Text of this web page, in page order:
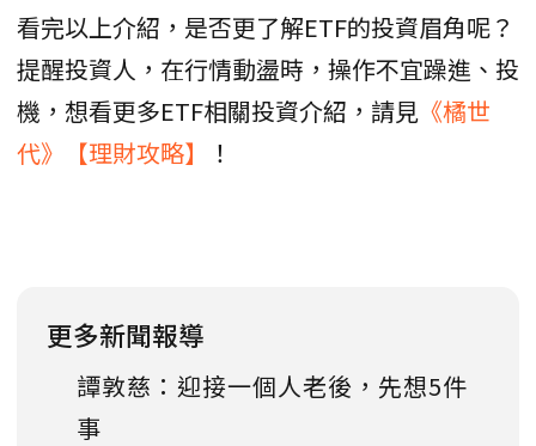
看完以上介紹，是否更了解ETF的投資眉角呢？
提醒投資人，在行情動盪時，操作不宜躁進、投
機，想看更多ETF相關投資介紹，請見 《橘世
代》【理財攻略】
！
更多新聞報導
譚敦慈：迎接一個人老後，先想5件
事